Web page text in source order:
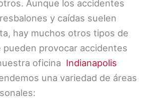
Aunque los accidentes
y caídas suelen
hay muchos otros tipos de
pueden provocar accidentes
oficina Indianapolis
una variedad de áreas